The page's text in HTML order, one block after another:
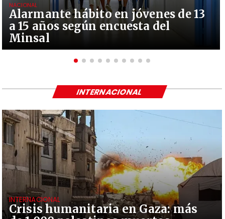
Alarmante hábito en jóvenes de 13
a 15 años según encuesta del
Minsal
NACIONAL
Crisis humanitaria en Gaza: más
INTERNACIONAL
INTERNACIONAL